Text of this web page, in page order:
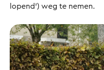
lopend’) weg te nemen.